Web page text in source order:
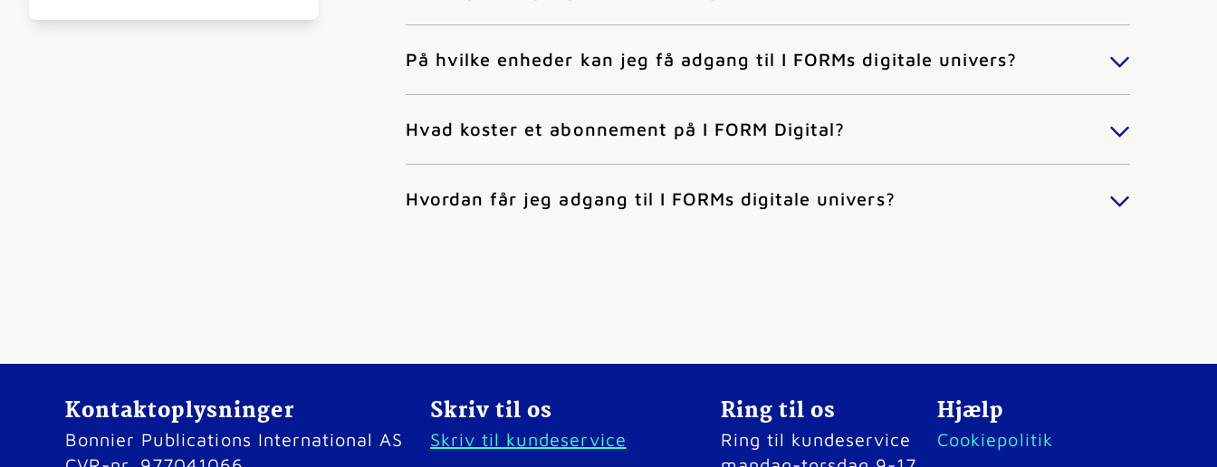
På hvilke enheder kan jeg få adgang til I FORMs digitale univers?
Hvad koster et abonnement på I FORM Digital?
Hvordan får jeg adgang til I FORMs digitale univers?
Kontaktoplysninger
Bonnier Publications International AS
Skriv til os
Skriv til kundeservice
Ring til os
Ring til kundeservice
Hjælp
Cookiepolitik